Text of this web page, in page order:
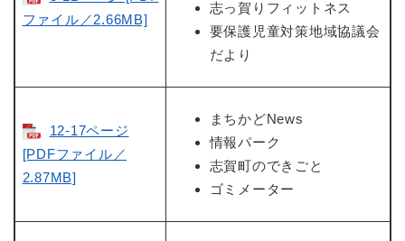
ファイル／2.66MB]
志っ賀りフィットネス
要保護児童対策地域協議会
だより
12-17ページ
[PDFファイル／
2.87MB]
まちかどNews
情報パーク
志賀町のできごと
ゴミメーター